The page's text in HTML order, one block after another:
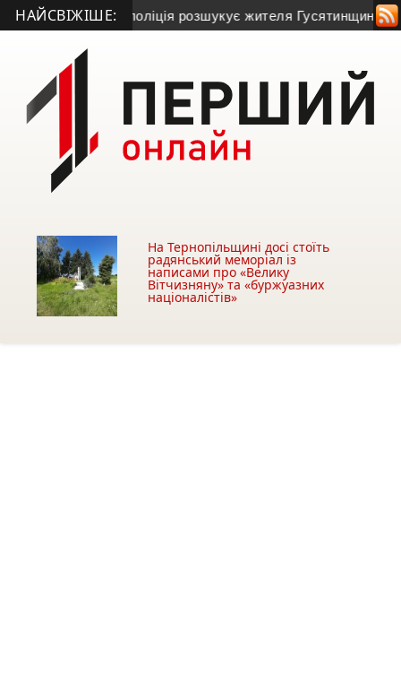
НАЙСВІЖІШЕ:
та зник: поліція розшукує жителя Гусятинщини
На Тернопільщині досі стоїть
радянський меморіал із
написами про «Велику
Вітчизняну» та «буржуазних
націоналістів»